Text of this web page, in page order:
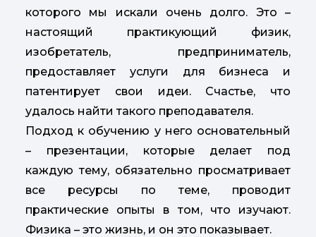
которого мы искали очень долго. Это –
настоящий практикующий физик,
изобретатель, предприниматель,
предоставляет услуги для бизнеса и
патентирует свои идеи. Счастье, что
удалось найти такого преподавателя.
Подход к обучению у него основательный
– презентации, которые делает под
каждую тему, обязательно просматривает
все ресурсы по теме, проводит
практические опыты в том, что изучают.
Физика – это жизнь, и он это показывает.